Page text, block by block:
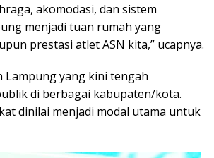
akomodasi, dan sistem
menjadi tuan rumah yang
prestasi atlet ASN kita,” ucapnya.
Lampung yang kini tengah
di berbagai kabupaten/kota.
dinilai menjadi modal utama untuk